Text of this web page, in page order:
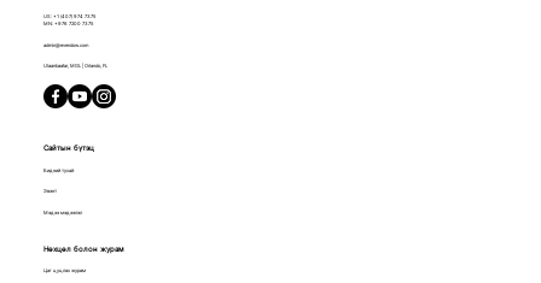
US: +1 (407) 974 7375​
MN: +976 7200 7375
admin@evendow.com
Ulaanbaatar, MGL | Orlando, FL
Сайтын бүтэц
Бидний тухай
Эвэнт
Мэдээ мэдээлэл
Нөхцөл болон журам
Цаг цуцлах журам